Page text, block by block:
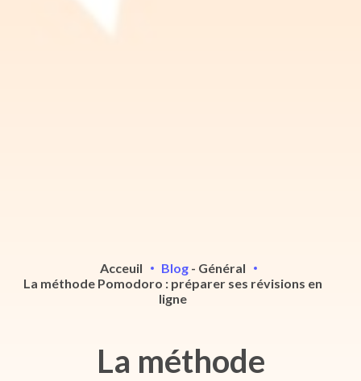
Acceuil Blog - Général
La méthode Pomodoro : préparer ses révisions en
ligne
La méthode